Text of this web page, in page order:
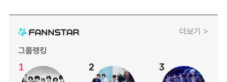
더보기 >
그룹랭킹
1 2 3